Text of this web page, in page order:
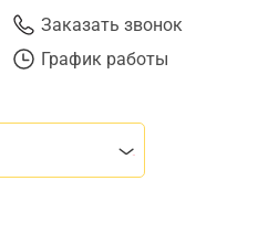
Заказать звонок
График работы